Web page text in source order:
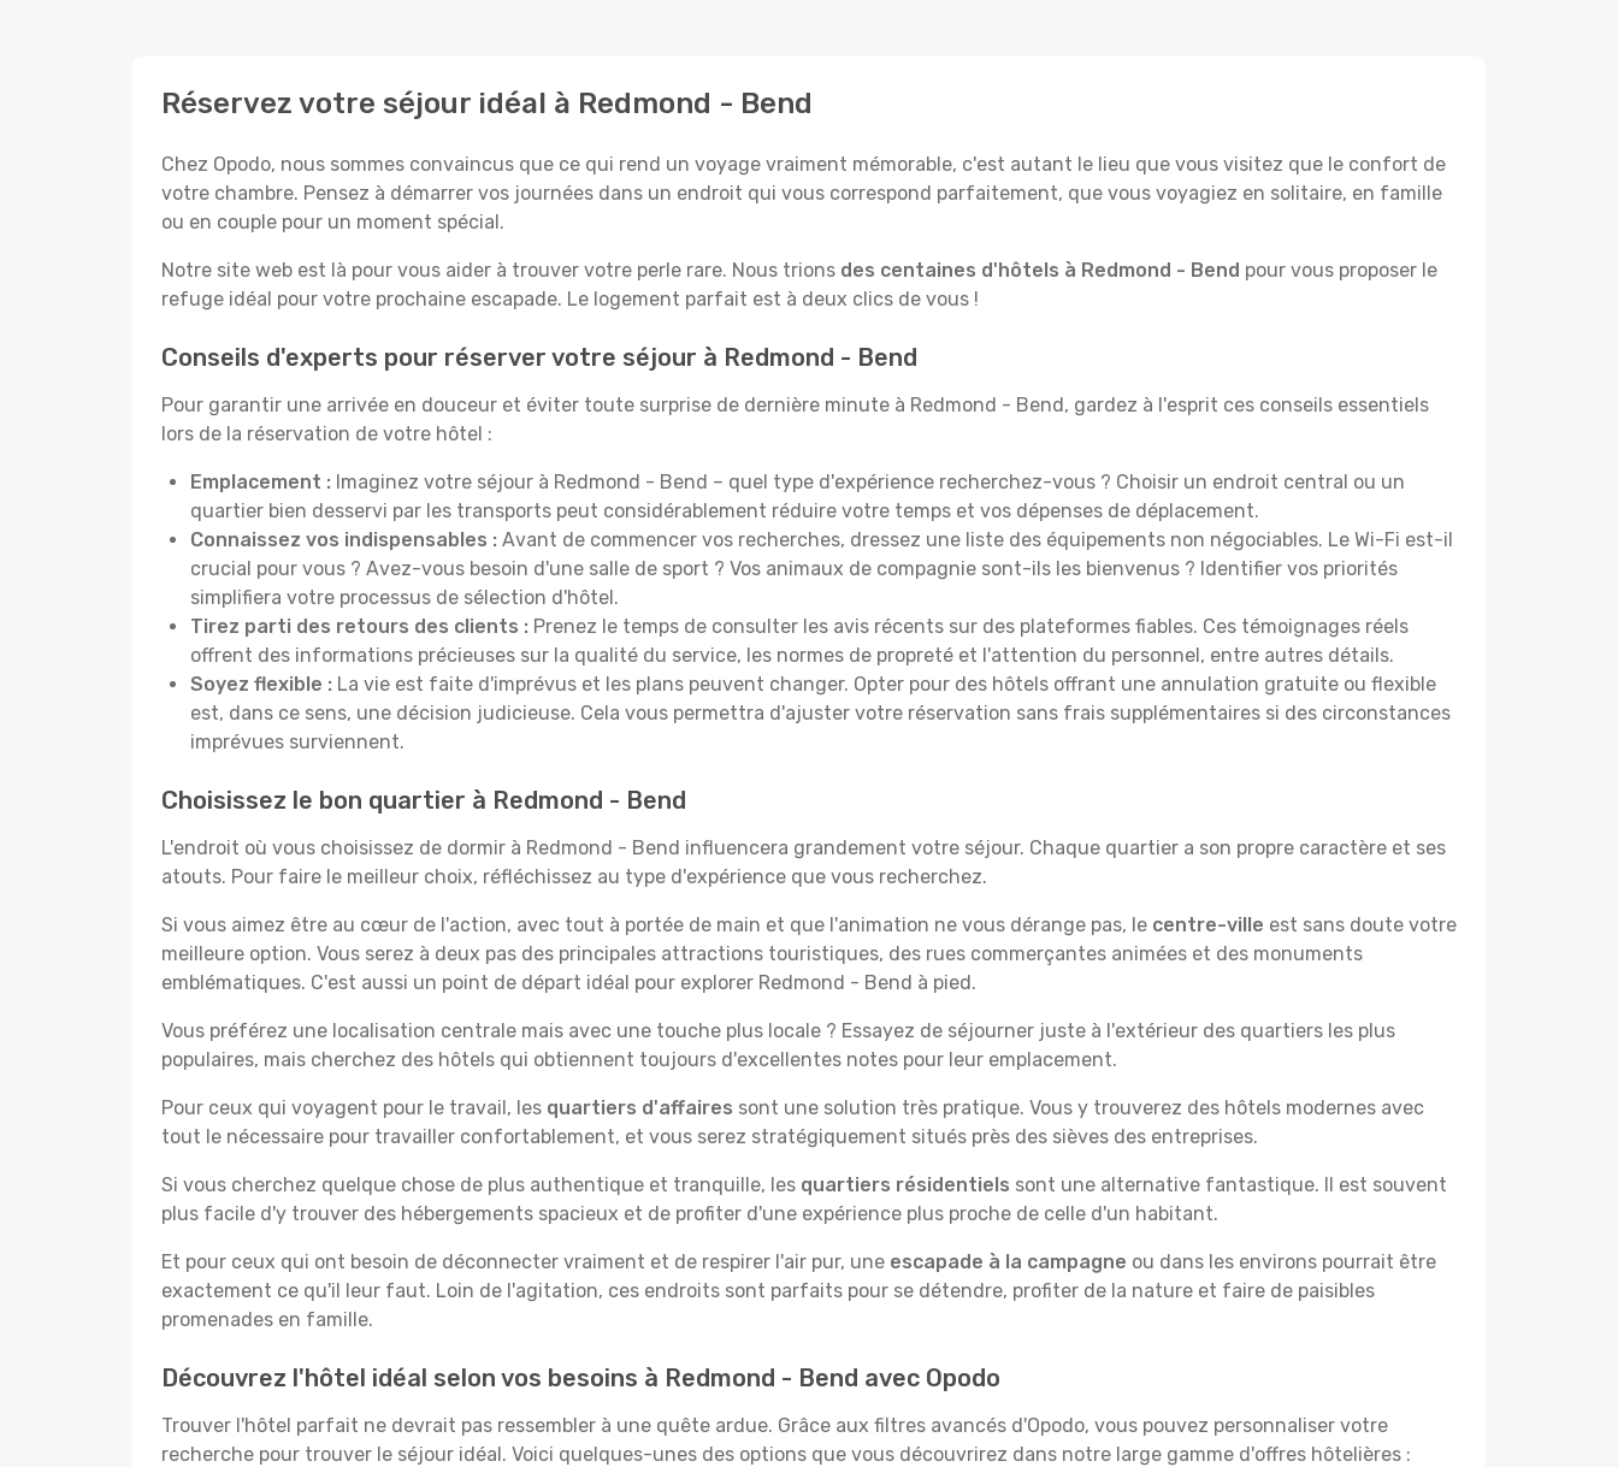
Réservez votre séjour idéal à Redmond - Bend
Chez Opodo, nous sommes convaincus que ce qui rend un voyage vraiment mémorable, c'est autant le lieu que vous visitez que le confort de
votre chambre. Pensez à démarrer vos journées dans un endroit qui vous correspond parfaitement, que vous voyagiez en solitaire, en famille
ou en couple pour un moment spécial.
Notre site web est là pour vous aider à trouver votre perle rare. Nous trions des centaines d'hôtels à Redmond - Bend pour vous proposer le
refuge idéal pour votre prochaine escapade. Le logement parfait est à deux clics de vous !
Conseils d'experts pour réserver votre séjour à Redmond - Bend
Pour garantir une arrivée en douceur et éviter toute surprise de dernière minute à Redmond - Bend, gardez à l'esprit ces conseils essentiels
lors de la réservation de votre hôtel :
Emplacement : Imaginez votre séjour à Redmond - Bend – quel type d'expérience recherchez-vous ? Choisir un endroit central ou un
quartier bien desservi par les transports peut considérablement réduire votre temps et vos dépenses de déplacement.
Connaissez vos indispensables : Avant de commencer vos recherches, dressez une liste des équipements non négociables. Le Wi-Fi est-il
crucial pour vous ? Avez-vous besoin d'une salle de sport ? Vos animaux de compagnie sont-ils les bienvenus ? Identifier vos priorités
simplifiera votre processus de sélection d'hôtel.
Tirez parti des retours des clients : Prenez le temps de consulter les avis récents sur des plateformes fiables. Ces témoignages réels
offrent des informations précieuses sur la qualité du service, les normes de propreté et l'attention du personnel, entre autres détails.
Soyez flexible : La vie est faite d'imprévus et les plans peuvent changer. Opter pour des hôtels offrant une annulation gratuite ou flexible
est, dans ce sens, une décision judicieuse. Cela vous permettra d'ajuster votre réservation sans frais supplémentaires si des circonstances
imprévues surviennent.
Choisissez le bon quartier à Redmond - Bend
L'endroit où vous choisissez de dormir à Redmond - Bend influencera grandement votre séjour. Chaque quartier a son propre caractère et ses
atouts. Pour faire le meilleur choix, réfléchissez au type d'expérience que vous recherchez.
Si vous aimez être au cœur de l'action, avec tout à portée de main et que l'animation ne vous dérange pas, le centre-ville est sans doute votre
meilleure option. Vous serez à deux pas des principales attractions touristiques, des rues commerçantes animées et des monuments
emblématiques. C'est aussi un point de départ idéal pour explorer Redmond - Bend à pied.
Vous préférez une localisation centrale mais avec une touche plus locale ? Essayez de séjourner juste à l'extérieur des quartiers les plus
populaires, mais cherchez des hôtels qui obtiennent toujours d'excellentes notes pour leur emplacement.
Pour ceux qui voyagent pour le travail, les quartiers d'affaires sont une solution très pratique. Vous y trouverez des hôtels modernes avec
tout le nécessaire pour travailler confortablement, et vous serez stratégiquement situés près des sièves des entreprises.
Si vous cherchez quelque chose de plus authentique et tranquille, les quartiers résidentiels sont une alternative fantastique. Il est souvent
plus facile d'y trouver des hébergements spacieux et de profiter d'une expérience plus proche de celle d'un habitant.
Et pour ceux qui ont besoin de déconnecter vraiment et de respirer l'air pur, une escapade à la campagne ou dans les environs pourrait être
exactement ce qu'il leur faut. Loin de l'agitation, ces endroits sont parfaits pour se détendre, profiter de la nature et faire de paisibles
promenades en famille.
Découvrez l'hôtel idéal selon vos besoins à Redmond - Bend avec Opodo
Trouver l'hôtel parfait ne devrait pas ressembler à une quête ardue. Grâce aux filtres avancés d'Opodo, vous pouvez personnaliser votre
recherche pour trouver le séjour idéal. Voici quelques-unes des options que vous découvrirez dans notre large gamme d'offres hôtelières :